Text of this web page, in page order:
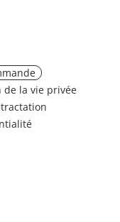
de la vie privée